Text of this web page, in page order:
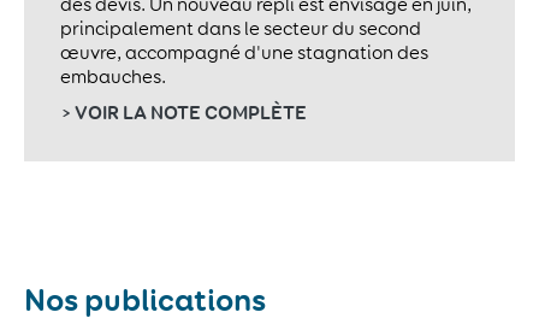
principalement dans le secteur du second
œuvre, accompagné d'une stagnation des
embauches.
> VOIR LA NOTE COMPLÈTE
Nos publications